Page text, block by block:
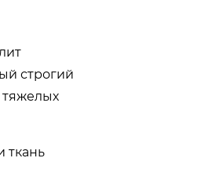
строгий
тяжелых
ткань